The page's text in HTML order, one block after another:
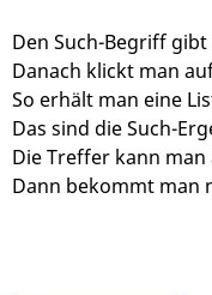
Den Such-Begriff
Danach klickt man
So erhält man eine
Das sind die Such-
Die Treffer kann man
Dann bekommt man